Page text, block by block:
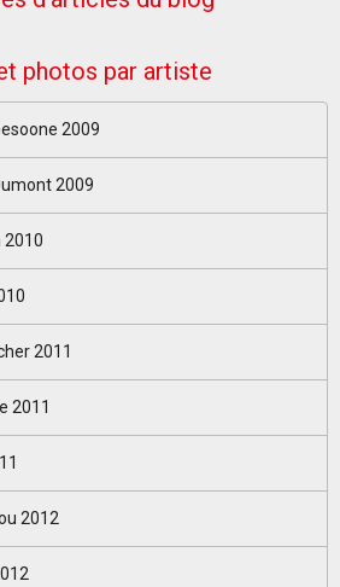
photos par artiste
2009
2009
2010
2011
2011
2012